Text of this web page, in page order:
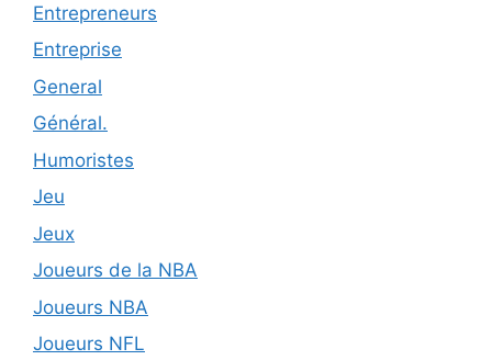
Entrepreneurs
Entreprise
General
Général.
Humoristes
Jeu
Jeux
Joueurs de la NBA
Joueurs NBA
Joueurs NFL